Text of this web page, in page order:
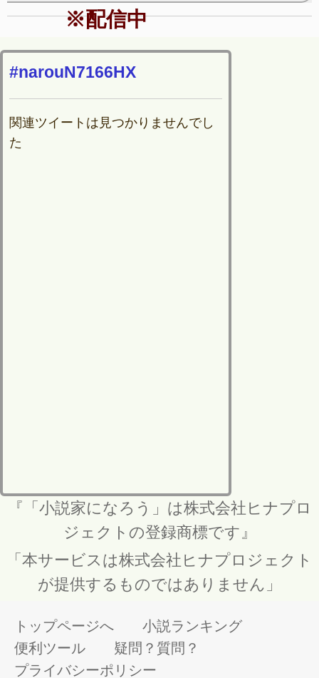
※配信中
#narouN7166HX
関連ツイートは見つかりませんでし
た
『「小説家になろう」は株式会社ヒナプロ
ジェクトの登録商標です』
「本サービスは株式会社ヒナプロジェクト
が提供するものではありません」
トップページへ
小説ランキング
便利ツール
疑問？質問？
プライバシーポリシー